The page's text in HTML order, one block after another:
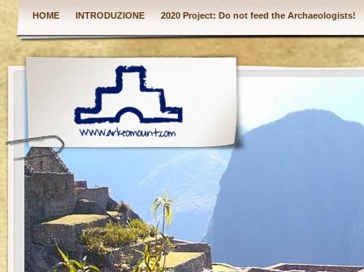
HOME INTRODUZIONE 2020 Project: Do not feed the Archaeologists!